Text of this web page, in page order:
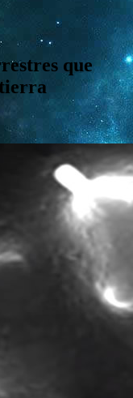
que
tierra